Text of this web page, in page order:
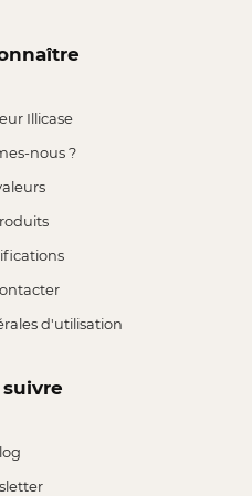
Illicase
nous ?
d'utilisation